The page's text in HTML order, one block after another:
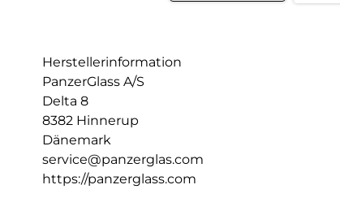
Herstellerinformation
PanzerGlass A/S
Delta 8
8382 Hinnerup
Dänemark
service@panzerglas.com
https://panzerglass.com